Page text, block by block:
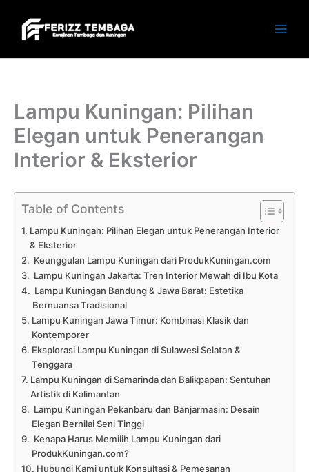
content
Lampu Kuningan: Pilihan
Elegan untuk Penerangan
Interior & Eksterior
Table of Contents
Lampu Kuningan: Pilihan Elegan untuk Penerangan Interior
& Eksterior
Keunggulan Lampu Kuningan dari ProdukKuningan.com
Lampu Kuningan Jakarta: Tren Interior Mewah di Ibu Kota
Lampu Kuningan Bandung & Jawa Barat: Estetika
Bernuansa Tradisional
Lampu Kuningan Jawa Timur: Kombinasi Klasik dan
Kontemporer
Eksplorasi Lampu Kuningan di Sulawesi Selatan &
Tenggara
Lampu Kuningan di Samarinda dan Balikpapan: Sentuhan
Artistik di Kalimantan
Lampu Kuningan Pekanbaru dan Banjarmasin: Desain
Elegan Bernilai Seni Tinggi
Kenapa Harus Memilih Lampu Kuningan dari
ProdukKuningan.com?
Hubungi Kami untuk Konsultasi & Pemesanan